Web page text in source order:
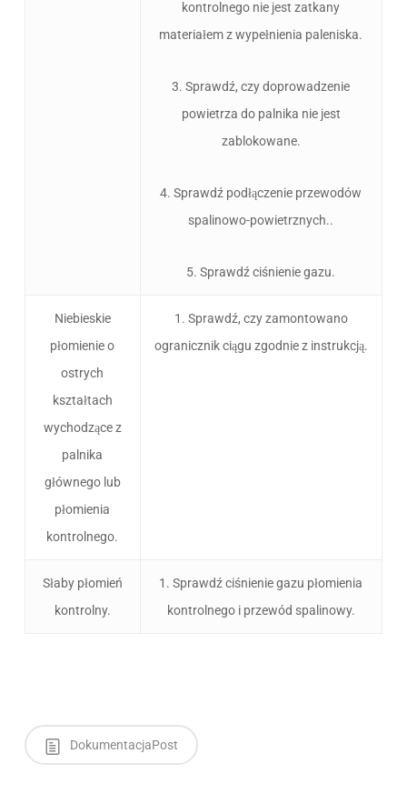
kontrolnego nie jest zatkany
materiałem z wypełnienia paleniska.
3. Sprawdź, czy doprowadzenie
powietrza do palnika nie jest
zablokowane.
4. Sprawdź podłączenie przewodów
spalinowo-powietrznych..
5. Sprawdź ciśnienie gazu.
Niebieskie
płomienie o
ostrych
kształtach
wychodzące z
palnika
głównego lub
płomienia
kontrolnego.
1. Sprawdź, czy zamontowano
ogranicznik ciągu zgodnie z instrukcją.
Słaby płomień
kontrolny.
1. Sprawdź ciśnienie gazu płomienia
kontrolnego i przewód spalinowy.
DokumentacjaPost